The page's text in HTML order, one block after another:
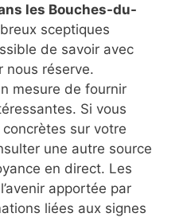
les Bouches-du-
sceptiques
de savoir avec
nous réserve.
mesure de fournir
Si vous
sur votre
une autre source
en direct. Les
apportée par
liées aux signes